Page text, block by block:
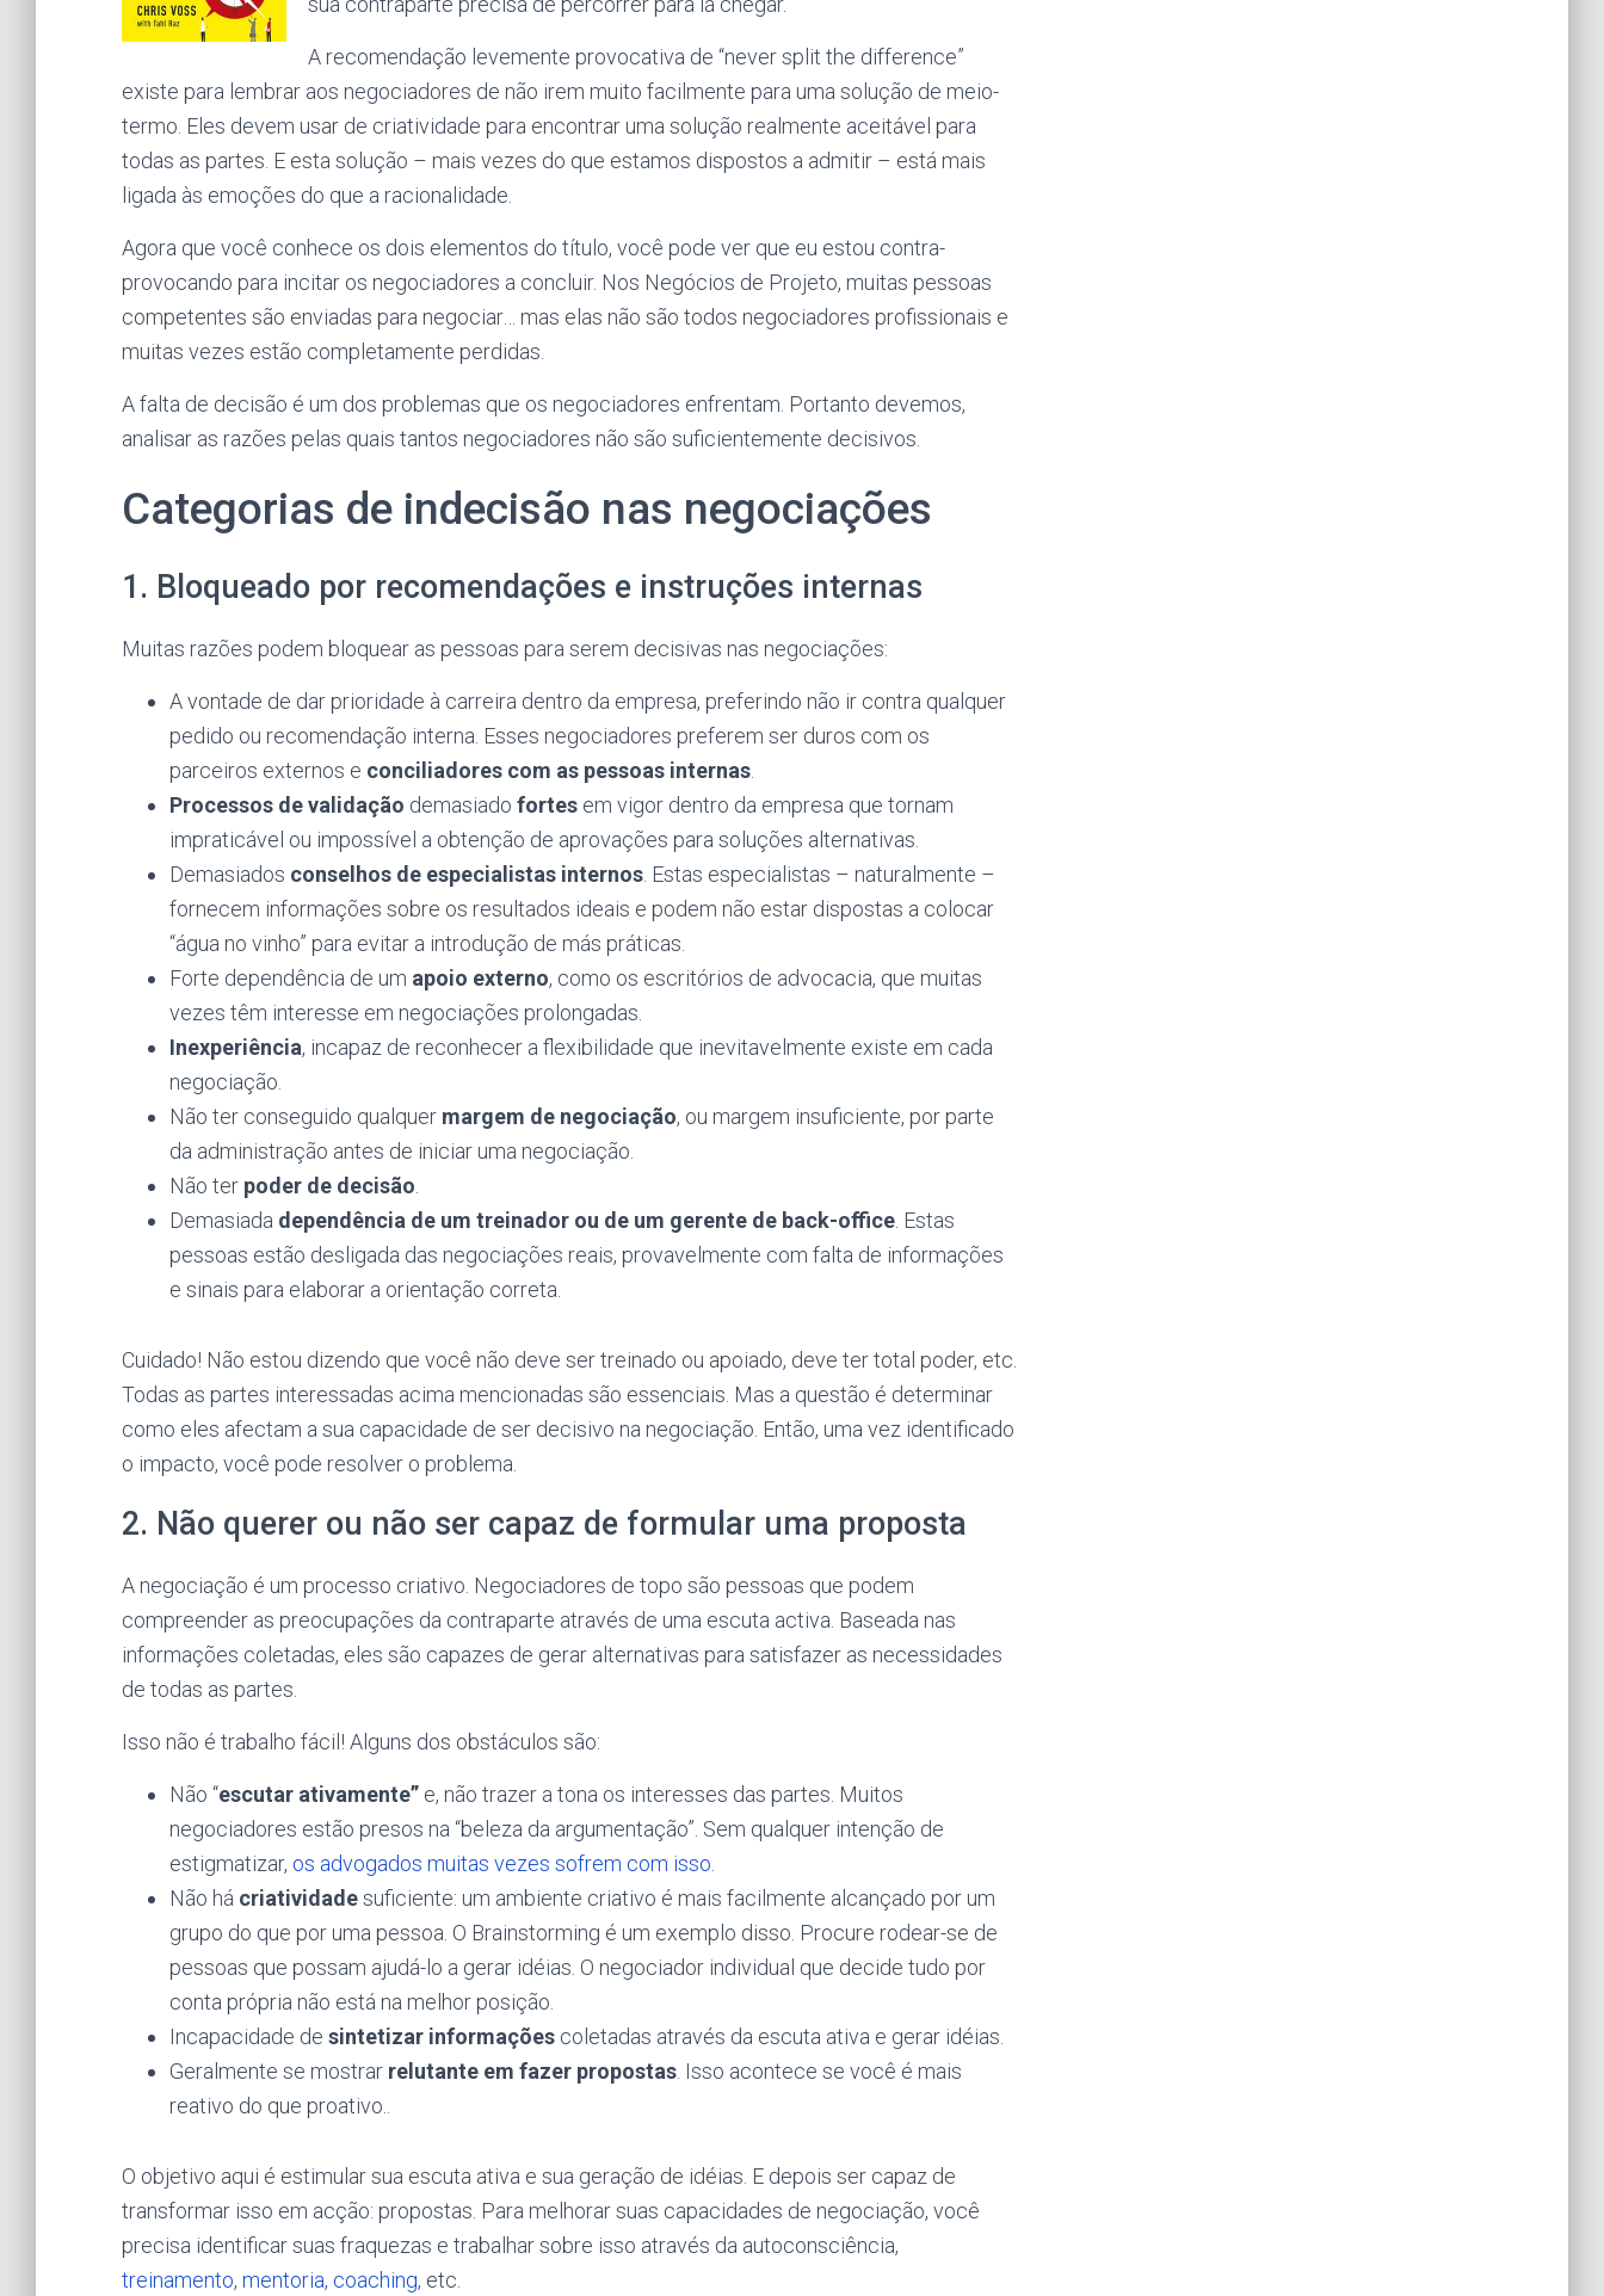
A recomendação levemente provocativa de “never split the difference”
existe para lembrar aos negociadores de não irem muito facilmente para uma solução de meio-
termo. Eles devem usar de criatividade para encontrar uma solução realmente aceitável para
todas as partes. E esta solução – mais vezes do que estamos dispostos a admitir – está mais
ligada às emoções do que a racionalidade.
Agora que você conhece os dois elementos do título, você pode ver que eu estou contra-
provocando para incitar os negociadores a concluir. Nos Negócios de Projeto, muitas pessoas
competentes são enviadas para negociar… mas elas não são todos negociadores profissionais e
muitas vezes estão completamente perdidas.
A falta de decisão é um dos problemas que os negociadores enfrentam. Portanto devemos,
analisar as razões pelas quais tantos negociadores não são suficientemente decisivos.
Categorias de indecisão nas negociações
1. Bloqueado por recomendações e instruções internas
Muitas razões podem bloquear as pessoas para serem decisivas nas negociações:
A vontade de dar prioridade à carreira dentro da empresa, preferindo não ir contra qualquer
pedido ou recomendação interna. Esses negociadores preferem ser duros com os
parceiros externos e conciliadores com as pessoas internas
Processos de validação demasiado fortes em vigor dentro da empresa que tornam
impraticável ou impossível a obtenção de aprovações para soluções alternativas.
Demasiados conselhos de especialistas internos . Estas especialistas – naturalmente –
fornecem informações sobre os resultados ideais e podem não estar dispostas a colocar
“água no vinho” para evitar a introdução de más práticas.
Forte dependência de um apoio externo, como os escritórios de advocacia, que muitas
vezes têm interesse em negociações prolongadas.
Inexperiência, incapaz de reconhecer a flexibilidade que inevitavelmente existe em cada
negociação.
Não ter conseguido qualquer margem de negociação, ou margem insuficiente, por parte
da administração antes de iniciar uma negociação.
Não ter poder de decisão
Demasiada dependência de um treinador ou de um gerente de back-office . Estas
pessoas estão desligada das negociações reais, provavelmente com falta de informações
e sinais para elaborar a orientação correta.
Cuidado! Não estou dizendo que você não deve ser treinado ou apoiado, deve ter total poder, etc.
Todas as partes interessadas acima mencionadas são essenciais. Mas a questão é determinar
como eles afectam a sua capacidade de ser decisivo na negociação. Então, uma vez identificado
o impacto, você pode resolver o problema.
2. Não querer ou não ser capaz de formular uma proposta
A negociação é um processo criativo. Negociadores de topo são pessoas que podem
compreender as preocupações da contraparte através de uma escuta activa. Baseada nas
informações coletadas, eles são capazes de gerar alternativas para satisfazer as necessidades
de todas as partes.
Isso não é trabalho fácil! Alguns dos obstáculos são:
Não “escutar ativamente” e, não trazer a tona os interesses das partes. Muitos
negociadores estão presos na “beleza da argumentação”. Sem qualquer intenção de
estigmatizar, os advogados muitas vezes sofrem com isso
Não há criatividadesuficiente: um ambiente criativo é mais facilmente alcançado por um
grupo do que por uma pessoa. O Brainstorming é um exemplo disso. Procure rodear-se de
pessoas que possam ajudá-lo a gerar idéias. O negociador individual que decide tudo por
conta própria não está na melhor posição.
Incapacidade de sintetizar informações coletadas através da escuta ativa e gerar idéias.
Geralmente se mostrar relutante em fazer propostas . Isso acontece se você é mais
reativo do que proativo..
O objetivo aqui é estimular sua escuta ativa e sua geração de idéias. E depois ser capaz de
transformar isso em acção: propostas. Para melhorar suas capacidades de negociação, você
precisa identificar suas fraquezas e trabalhar sobre isso através da autoconsciência,
treinamento, mentoria, coaching, etc.